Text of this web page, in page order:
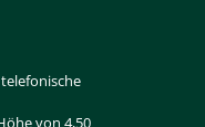
von 4,50